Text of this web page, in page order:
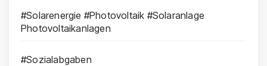
#Solarenergie #Photovoltaik #Solaranlage
Photovoltaikanlagen
#Sozialabgaben